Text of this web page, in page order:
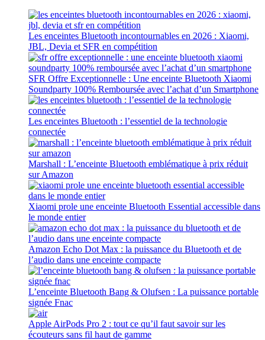
Les enceintes Bluetooth incontournables en 2026 : Xiaomi,
JBL, Devia et SFR en compétition
SFR Offre Exceptionnelle : Une enceinte Bluetooth Xiaomi
Soundparty 100% Remboursée avec l’achat d’un Smartphone
Les enceintes Bluetooth : l’essentiel de la technologie
connectée
Marshall : L’enceinte Bluetooth emblématique à prix réduit
sur Amazon
Xiaomi prole une enceinte Bluetooth Essential accessible dans
le monde entier
Amazon Echo Dot Max : la puissance du Bluetooth et de
l’audio dans une enceinte compacte
L’enceinte Bluetooth Bang & Olufsen : La puissance portable
signée Fnac
Apple AirPods Pro 2 : tout ce qu’il faut savoir sur les
écouteurs sans fil haut de gamme